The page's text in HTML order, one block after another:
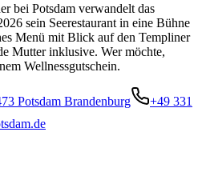
bei Potsdam verwandelt das
sein Seerestaurant in eine Bühne
Menü mit Blick auf den Templiner
Mutter inklusive. Wer möchte,
Wellnessgutschein.
Potsdam Brandenburg
+49 331